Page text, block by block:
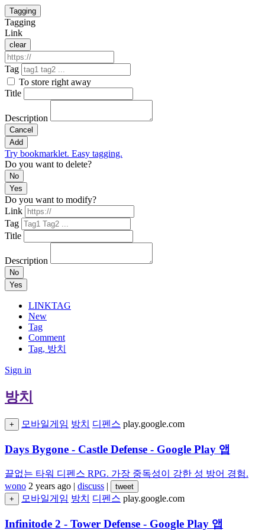
Tagging
Tagging
Link
clear
Tag
To store right away
Title
Description
Cancel
Add
Try bookmarklet. Easy tagging.
Do you want to delete?
No
Yes
Do you want to modify?
Link
Tag
Title
Description
No
Yes
LINKTAG
New
Tag
Comment
Tag, 방치
Sign in
방치
+ 모바일게임 방치 디펜스 play.google.com
Days Bygone - Castle Defense - Google Play 앱
끝없는 타워 디펜스 RPG. 가장 중독성이 강한 성 방어 경험.
wono 2 years ago | discuss |
tweet
+
모바일게임 방치 디펜스 play.google.com
Infinitode 2 - Tower Defense - Google Play 앱